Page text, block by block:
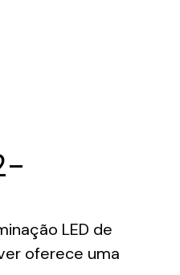
LED de
oferece uma